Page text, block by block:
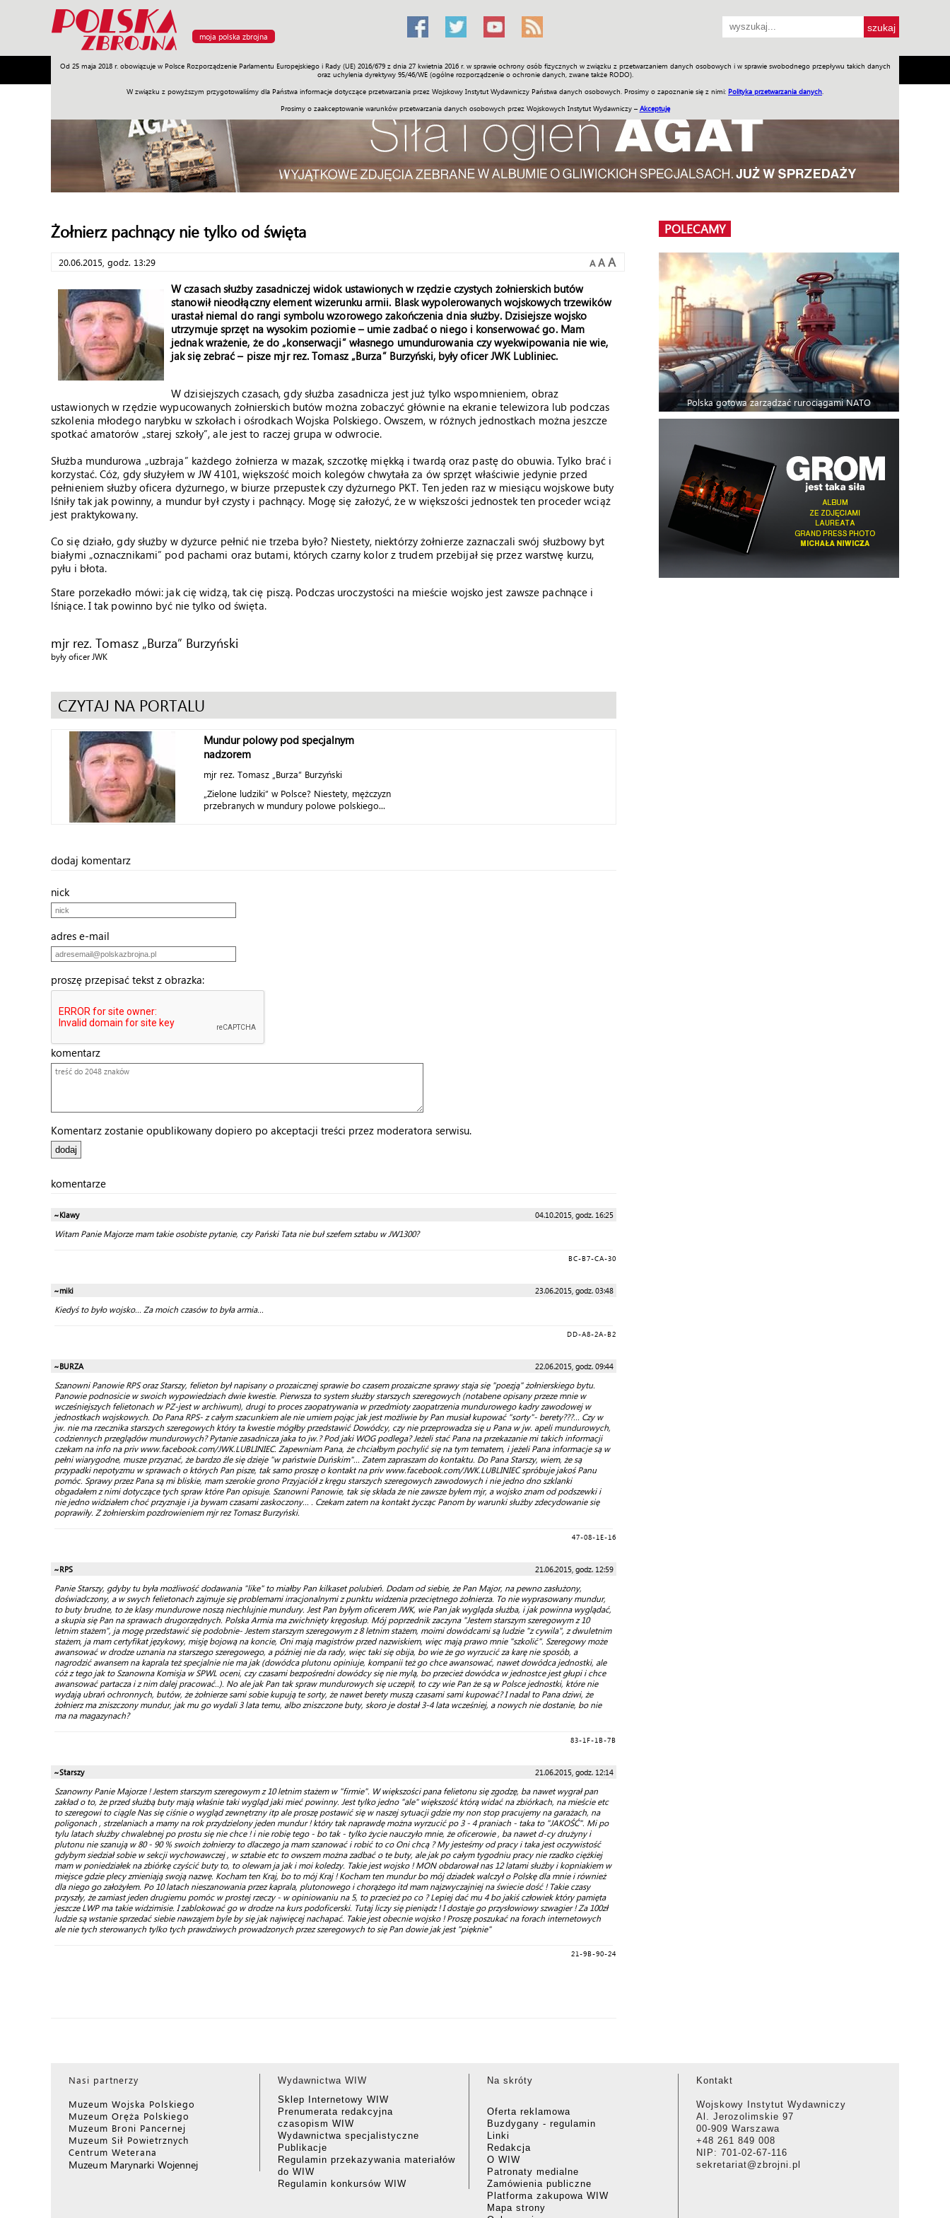
moja polska zbrojna
Od 25 maja 2018 r. obowiązuje w Polsce Rozporządzenie Parlamentu Europejskiego i Rady (UE) 2016/679 z dnia 27 kwietnia 2016 r. w sprawie ochrony osób fizycznych w związku z przetwarzaniem danych osobowych i w sprawie swobodnego przepływu takich danych
oraz uchylenia dyrektywy 95/46/WE (ogólne rozporządzenie o ochronie danych, zwane także RODO).
W związku z powyższym przygotowaliśmy dla Państwa informacje dotyczące przetwarzania przez Wojskowy Instytut Wydawniczy Państwa danych osobowych. Prosimy o zapoznanie się z nimi: Polityka przetwarzania danych
Prosimy o zaakceptowanie warunków przetwarzania danych osobowych przez Wojskowych Instytut Wydawniczy – Akceptuję
Armia Poligon Sprzęt Misje Polityka Prawo Świat Społeczność Sport Historia Galerie Wideo ENGLISH SKLEP Jednodniówki Praca w WIW
Żołnierz pachnący nie tylko od święta
20.06.2015, godz. 13:29 A A A
W czasach służby zasadniczej widok ustawionych w rzędzie czystych żołnierskich butów
stanowił nieodłączny element wizerunku armii. Blask wypolerowanych wojskowych trzewików
urastał niemal do rangi symbolu wzorowego zakończenia dnia służby. Dzisiejsze wojsko
utrzymuje sprzęt na wysokim poziomie – umie zadbać o niego i konserwować go. Mam
jednak wrażenie, że do „konserwacji” własnego umundurowania czy wyekwipowania nie wie,
jak się zebrać – pisze mjr rez. Tomasz „Burza” Burzyński, były oficer JWK Lubliniec.
W dzisiejszych czasach, gdy służba zasadnicza jest już tylko wspomnieniem, obraz
ustawionych w rzędzie wypucowanych żołnierskich butów można zobaczyć głównie na ekranie telewizora lub podczas
szkolenia młodego narybku w szkołach i ośrodkach Wojska Polskiego. Owszem, w różnych jednostkach można jeszcze
spotkać amatorów „starej szkoły”, ale jest to raczej grupa w odwrocie.
Służba mundurowa „uzbraja” każdego żołnierza w mazak, szczotkę miękką i twardą oraz pastę do obuwia. Tylko brać i
korzystać. Cóż, gdy służyłem w JW 4101, większość moich kolegów chwytała za ów sprzęt właściwie jedynie przed
pełnieniem służby oficera dyżurnego, w biurze przepustek czy dyżurnego PKT. Ten jeden raz w miesiącu wojskowe buty
lśniły tak jak powinny, a mundur był czysty i pachnący. Mogę się założyć, że w większości jednostek ten proceder wciąż
jest praktykowany.
Co się działo, gdy służby w dyżurce pełnić nie trzeba było? Niestety, niektórzy żołnierze zaznaczali swój służbowy byt
białymi „oznacznikami” pod pachami oraz butami, których czarny kolor z trudem przebijał się przez warstwę kurzu,
pyłu i błota.
Stare porzekadło mówi: jak cię widzą, tak cię piszą. Podczas uroczystości na mieście wojsko jest zawsze pachnące i
lśniące. I tak powinno być nie tylko od święta.
mjr rez. Tomasz „Burza” Burzyński
były oficer JWK
CZYTAJ NA PORTALU
Mundur polowy pod specjalnym
nadzorem
mjr rez. Tomasz „Burza” Burzyński
„Zielone ludziki” w Polsce? Niestety, mężczyzn
przebranych w mundury polowe polskiego...
dodaj komentarz
nick
adres e-mail
proszę przepisać tekst z obrazka:
komentarz
Komentarz zostanie opublikowany dopiero po akceptacji treści przez moderatora serwisu.
komentarze
~Klawy 04.10.2015, godz. 16:25
Witam Panie Majorze mam takie osobiste pytanie, czy Pański Tata nie buł szefem sztabu w JW1300?
BC-B7-CA-30
~miki 23.06.2015, godz. 03:48
Kiedyś to było wojsko... Za moich czasów to była armia...
DD-A8-2A-B2
~BURZA 22.06.2015, godz. 09:44
Szanowni Panowie RPS oraz Starszy, felieton był napisany o prozaicznej sprawie bo czasem prozaiczne sprawy staja się "poezją" żołnierskiego bytu.
Panowie podnosicie w swoich wypowiedziach dwie kwestie. Pierwsza to system służby starszych szeregowych (notabene opisany przeze mnie w
wcześniejszych felietonach w PZ-jest w archiwum), drugi to proces zaopatrywania w przedmioty zaopatrzenia mundurowego kadry zawodowej w
jednostkach wojskowych. Do Pana RPS- z całym szacunkiem ale nie umiem pojąc jak jest możliwie by Pan musiał kupować "sorty"- berety???... Czy w
jw. nie ma rzecznika starszych szeregowych który ta kwestie mógłby przedstawić Dowódcy, czy nie przeprowadza się u Pana w jw. apeli mundurowych,
codziennych przeglądów mundurowych? Pytanie zasadnicza jaka to jw.? Pod jaki WOG podlega? Jeżeli stać Pana na przekazanie mi takich informacji
czekam na info na priv www.facebook.com/JWK.LUBLINIEC. Zapewniam Pana, że chciałbym pochylić się na tym tematem, i jeżeli Pana informacje są w
pełni wiarygodne, musze przyznać, że bardzo źle się dzieje "w państwie Duńskim"... Zatem zapraszam do kontaktu. Do Pana Starszy, wiem, że są
przypadki nepotyzmu w sprawach o których Pan pisze, tak samo proszę o kontakt na priv www.facebook.com/JWK.LUBLINIEC spróbuje jakoś Panu
pomóc. Sprawy przez Pana są mi bliskie, mam szerokie grono Przyjaciół z kręgu starszych szeregowych zawodowych i nie jedno dno szklanki
obgadałem z nimi dotyczące tych spraw które Pan opisuje. Szanowni Panowie, tak się składa że nie zawsze byłem mjr, a wojsko znam od podszewki i
nie jedno widziałem choć przyznaje i ja bywam czasami zaskoczony... . Czekam zatem na kontakt życząc Panom by warunki służby zdecydowanie się
poprawiły. Z żołnierskim pozdrowieniem mjr rez Tomasz Burzyński.
47-08-1E-16
~RPS 21.06.2015, godz. 12:59
Panie Starszy, gdyby tu była możliwość dodawania "like" to miałby Pan kilkaset polubień. Dodam od siebie, że Pan Major, na pewno zasłużony,
doświadczony, a w swych felietonach zajmuje się problemami irracjonalnymi z punktu widzenia przeciętnego żołnierza. To nie wyprasowany mundur,
to buty brudne, to że klasy mundurowe noszą niechlujnie mundury. Jest Pan byłym oficerem JWK, wie Pan jak wygląda służba, i jak powinna wyglądać,
a skupia się Pan na sprawach drugorzędnych. Polska Armia ma zwichnięty kręgosłup. Mój poprzednik zaczyna "Jestem starszym szeregowym z 10
letnim stażem", ja mogę przedstawić się podobnie- Jestem starszym szeregowym z 8 letnim stażem, moimi dowódcami są ludzie "z cywila", z dwuletnim
stażem, ja mam certyfikat językowy, misję bojową na koncie, Oni mają magistrów przed nazwiskiem, więc mają prawo mnie "szkolić". Szeregowy może
awansować w drodze uznania na starszego szeregowego, a później nie da rady, więc taki się obija, bo wie że go wyrzucić za karę nie sposób, a
nagrodzić awansem na kaprala też specjalnie nie ma jak (dowódca plutonu opiniuje, kompanii też go chce awansować, nawet dowódca jednostki, ale
cóż z tego jak to Szanowna Komisja w SPWL oceni, czy czasami bezpośredni dowódcy się nie mylą, bo przecież dowódca w jednostce jest głupi i chce
awansować partacza i z nim dalej pracować..). No ale jak Pan tak spraw mundurowych się uczepił, to czy wie Pan że są w Polsce jednostki, które nie
wydają ubrań ochronnych, butów, że żołnierze sami sobie kupują te sorty, że nawet berety muszą czasami sami kupować? I nadal to Pana dziwi, że
żołnierz ma zniszczony mundur, jak mu go wydali 3 lata temu, albo zniszczone buty, skoro je dostał 3-4 lata wcześniej, a nowych nie dostanie, bo nie
ma na magazynach?
83-1F-1B-7B
~Starszy 21.06.2015, godz. 12:14
Szanowny Panie Majorze ! Jestem starszym szeregowym z 10 letnim stażem w "firmie". W większości pana felietonu się zgodzę, ba nawet wygrał pan
zakład o to, że przed służbą buty mają właśnie taki wygląd jaki mieć powinny. Jest tylko jedno "ale" większość którą widać na zbiórkach, na mieście etc
to szeregowi to ciągle Nas się ciśnie o wygląd zewnętrzny itp ale proszę postawić się w naszej sytuacji gdzie my non stop pracujemy na garażach, na
poligonach , strzelaniach a mamy na rok przydzielony jeden mundur ! który tak naprawdę można wyrzucić po 3 - 4 praniach - taka to "JAKOŚĆ". Mi po
tylu latach służby chwalebnej po prostu się nie chce ! i nie robię tego - bo tak - tylko życie nauczyło mnie, że oficerowie , ba nawet d-cy drużyny i
plutonu nie szanują w 80 - 90 % swoich żołnierzy to dlaczego ja mam szanować i robić to co Oni chcą ? My jesteśmy od pracy i taka jest oczywistość
gdybym siedział sobie w sekcji wychowawczej , w sztabie etc to owszem można zadbać o te buty, ale jak po całym tygodniu pracy nie rzadko ciężkiej
mam w poniedziałek na zbiórkę czyścić buty to, to olewam ja jak i moi koledzy. Takie jest wojsko ! MON obdarował nas 12 latami służby i kopniakiem w
miejsce gdzie plecy zmieniają swoją nazwę. Kocham ten Kraj, bo to mój Kraj ! Kocham ten mundur bo mój dziadek walczył o Polskę dla mnie i również
dla niego go założyłem. Po 10 latach nieszanowania przez kaprala, plutonowego i chorążego itd mam najzwyczajniej na świecie dość ! Takie czasy
przyszły, że zamiast jeden drugiemu pomóc w prostej rzeczy - w opiniowaniu na 5, to przecież po co ? Lepiej dać mu 4 bo jakiś człowiek który pamięta
jeszcze LWP ma takie widzimisie. I zablokować go w drodze na kurs podoficerski. Tutaj liczy się pieniądz ! I dostaje go przysłowiowy szwagier ! Za 100zł
ludzie są wstanie sprzedać siebie nawzajem byle by się jak najwięcej nachapać. Takie jest obecnie wojsko ! Proszę poszukać na forach internetowych
ale nie tych sterowanych tylko tych prawdziwych prowadzonych przez szeregowych to się Pan dowie jak jest "pięknie"
21-9B-90-24
POLECAMY
Polska gotowa zarządzać rurociągami NATO
Nasi partnerzy
Muzeum Wojska Polskiego
Muzeum Oręża Polskiego
Muzeum Broni Pancernej
Muzeum Sił Powietrznych
Centrum Weterana
Muzeum Marynarki Wojennej
Wydawnictwa WIW
Sklep Internetowy WIW
Prenumerata redakcyjna
czasopism WIW
Wydawnictwa specjalistyczne
Publikacje
Regulamin przekazywania materiałów
do WIW
Regulamin konkursów WIW
Na skróty
Oferta reklamowa
Buzdygany - regulamin
Linki
Redakcja
O WIW
Patronaty medialne
Zamówienia publiczne
Platforma zakupowa WIW
Mapa strony
Kontakt
Wojskowy Instytut Wydawniczy
Al. Jerozolimskie 97
00-909 Warszawa
+48 261 849 008
NIP: 701-02-67-116
sekretariat@zbrojni.pl